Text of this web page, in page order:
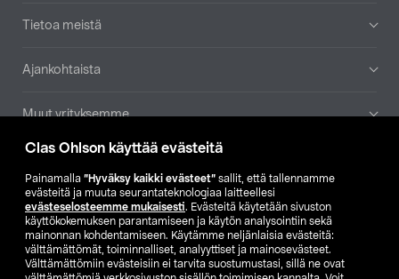
Clas Ohlson käyttää evästeitä
Painamalla ”Hyväksy kaikki evästeet” sallit, että tallennamme
evästeitä ja muuta seurantateknologiaa laitteellesi
evästeselosteemme mukaisesti. Evästeitä käytetään sivuston
käyttökokemuksen parantamiseen ja käytön analysointiin sekä
mainonnan kohdentamiseen. Käytämme neljänlaisia evästeitä:
välttämättömät, toiminnalliset, analyyttiset ja mainosevästeet.
Välttämättömiin evästeisiin ei tarvita suostumustasi, sillä ne ovat
Tietoa meistä
Ajankohtaista
Muut yrityksemme
Etsi myymälä
SE NO FI
FI SV